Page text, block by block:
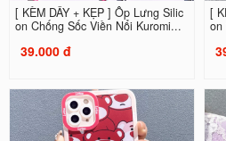
[ KÈM DÂY + KẸP ] Ốp Lưng Silic
on Chống Sốc Viền Nổi Kuromi...
39.000 đ
[
on